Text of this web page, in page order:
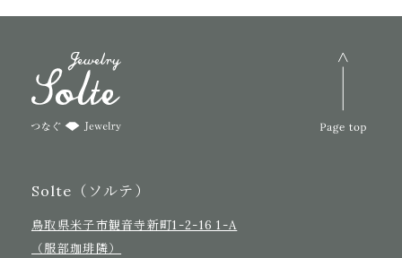
Solte（ソルテ）
鳥取県米子市観音寺新町1-2-16 1-A
（服部珈琲隣）